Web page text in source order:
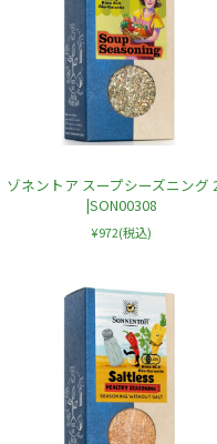
ゾネントア スープシーズニング
|SON00308
¥972(税込)